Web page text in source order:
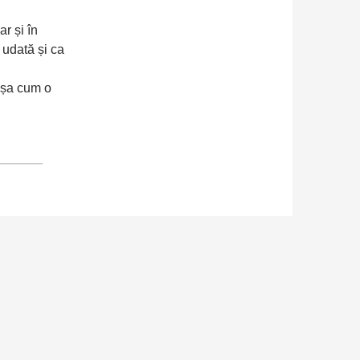
și în
și ca
cum o